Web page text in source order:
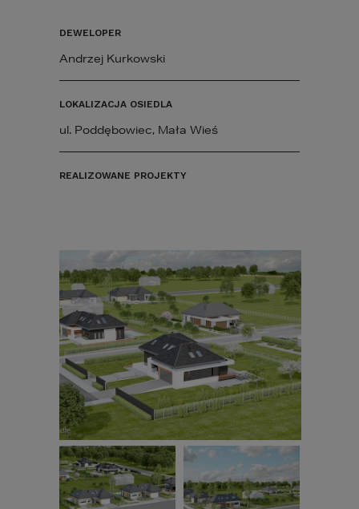
DEWELOPER
Andrzej Kurkowski
LOKALIZACJA OSIEDLA
ul. Poddębowiec, Mała Wieś
REALIZOWANE PROJEKTY